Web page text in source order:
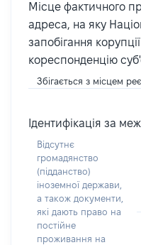
Місце фактичного
адреса, на яку
запобігання
кореспонденцію
Збігається з місцем
Ідентифікація за
Відсутнє
громадянство
(підданство)
іноземної держави,
а також документи,
які дають право на
постійне
проживання на